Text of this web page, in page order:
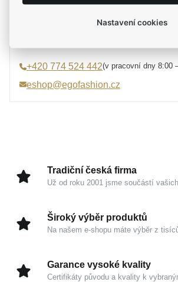
Určení
Dámské
Stříbro 925/
Výška náušnice
9 mm
Šířka náušnice
Osazení
Zirkon
Úprava
Lesk,
Hmotnost
1,65 g
Mirka Tesařová
+420 774 524 442(v pracovní dny 8:00
eshop@egofashion.cz
Tradiční česká firma
Už od roku 2001 jsme součástí
Široký výběr produktů
Na našem e-shopu máte výběr z
Garance vysoké kvality
Certifikáty původu a kvality k
Nastavení cookies